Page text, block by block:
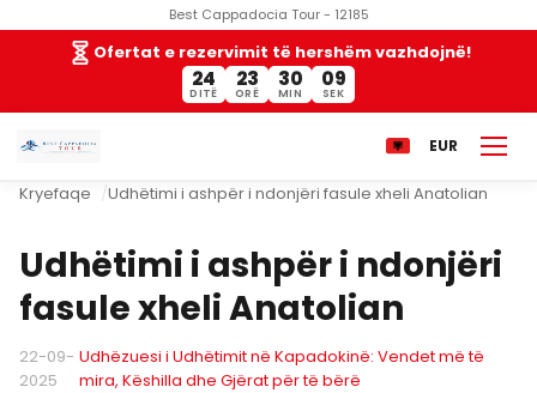
Best Cappadocia Tour - 12185
Ofertat e rezervimit të hershëm vazhdojnë!
24
DITË
23
ORË
30
MIN
08
SEK
EUR
Kryefaqe Udhëtimi i ashpër i ndonjëri fasule xheli Anatolian
Udhëtimi i ashpër i ndonjëri
fasule xheli Anatolian
22-09-
2025
Udhëzuesi i Udhëtimit në Kapadokinë: Vendet më të
mira, Këshilla dhe Gjërat për të bërë